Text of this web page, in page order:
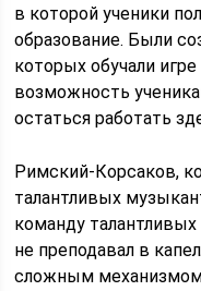
в которой ученики
образование. Были
которых обучали
возможность
остаться работать
Римский-Корсаков,
талантливых
команду
не преподавал в
сложным